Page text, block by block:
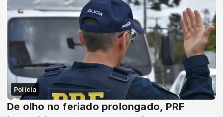
Policia
De olho no feriado prolongado, PRF